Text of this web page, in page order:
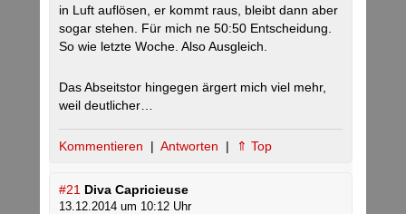
in Luft auflösen, er kommt raus, bleibt dann aber
sogar stehen. Für mich ne 50:50 Entscheidung.
So wie letzte Woche. Also Ausgleich.
Das Abseitstor hingegen ärgert mich viel mehr,
weil deutlicher…
Kommentieren | Antworten | ⇑ Top
#21 Diva Capricieuse
13.12.2014 um 10:12 Uhr